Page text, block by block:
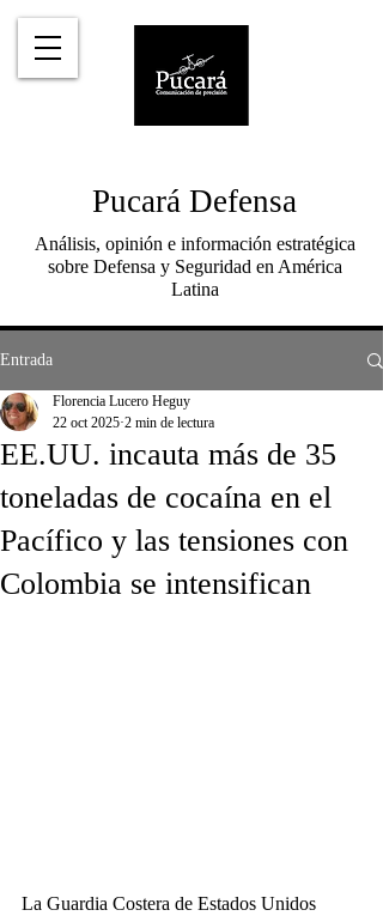
Pucará Defensa
Análisis, opinión e información estratégica
sobre Defensa y Seguridad en América
Latina
Entrada
EE.UU. incauta más de 35
toneladas de cocaína en el
Pacífico y las tensiones con
Colombia se intensifican
Florencia Lucero Heguy
22 oct 2025 2 min de lectura
La Guardia Costera de Estados Unidos